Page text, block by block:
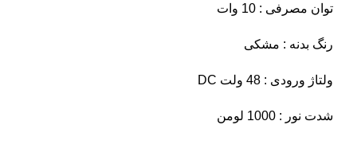
توان مصرفی : 10 وات
رنگ بدنه : مشکی
ولتاژ ورودی : 48 ولت DC
شدت نور : 1000 لومن